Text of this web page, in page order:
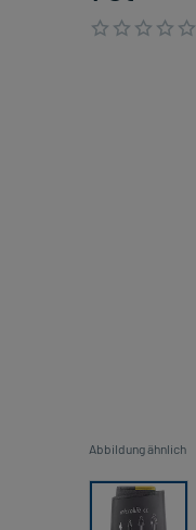
Abbildung ähnlich